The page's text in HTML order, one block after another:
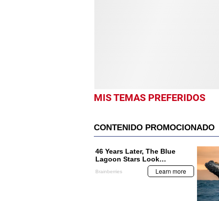
MIS TEMAS PREFERIDOS